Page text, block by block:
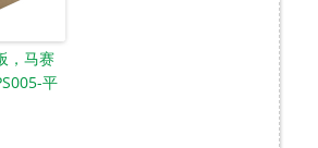
，马赛
平